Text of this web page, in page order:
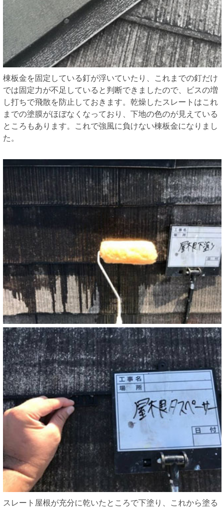
棟板金を固定している釘が浮いていたり、これまでの釘だけ
では固定力が不足していると判断できましたので、ビスの増
し打ちで飛散を防止しておきます。乾燥したスレートはこれ
までの塗膜がほぼなくなっており、下地の色のが見えている
ところもあります。これで強風に負けない棟板金になりまし
た。
スレート屋根が充分に乾いたところで下塗り、これから塗る